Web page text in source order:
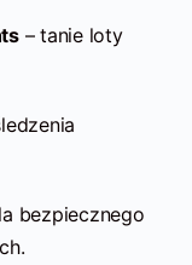
– tanie loty
bezpiecznego